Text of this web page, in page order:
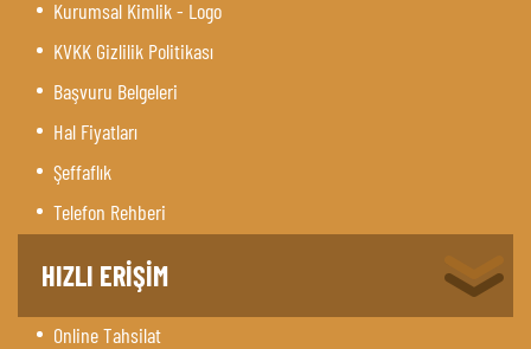
Kurumsal Kimlik - Logo
KVKK Gizlilik Politikası
Başvuru Belgeleri
Hal Fiyatları
Şeffaflık
Telefon Rehberi
HIZLI ERİŞİM
Online Tahsilat